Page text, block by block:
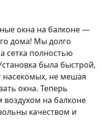
окна на балконе —
дома! Мы долго
сетка полностью
была быстрой,
не мешая
окна. Теперь
на балконе
качеством и